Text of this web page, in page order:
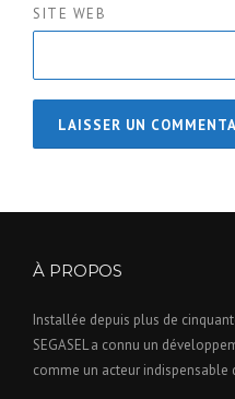
SITE WEB
À PROPOS
Installée depuis plus de
SEGASEL a connu un
comme un acteur